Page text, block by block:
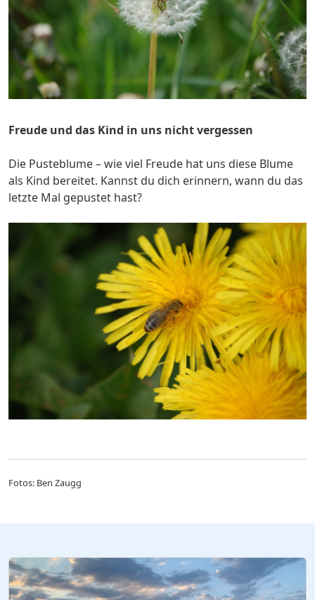
Freude und das Kind in uns nicht vergessen
Die Pusteblume – wie viel Freude hat uns diese Blume
als Kind bereitet. Kannst du dich erinnern, wann du das
letzte Mal gepustet hast?
Fotos: Ben Zaugg